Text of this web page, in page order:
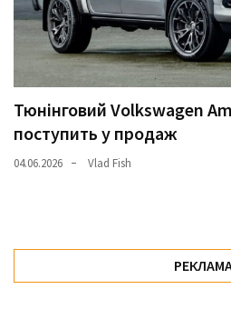
Тюнінговий Volkswagen
поступить у продаж
04.06.2026 Vlad Fish